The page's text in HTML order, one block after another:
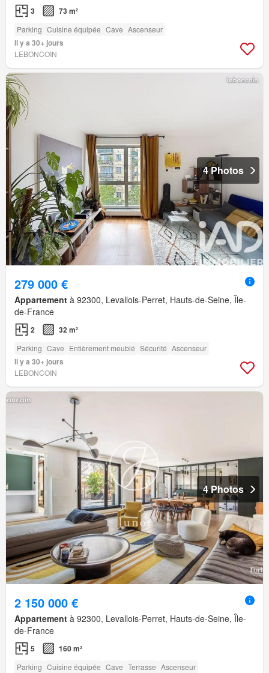
3 73 m²
Parking Cuisine équipée Cave Ascenseur
Il y a 30+ jours
LEBONCOIN
4 Photos
279 000 €
Appartement à 92300, Levallois-Perret, Hauts-de-Seine, Île-
de-France
2 32 m²
Parking Cave Entièrement meublé Sécurité Ascenseur
Il y a 30+ jours
LEBONCOIN
4 Photos
2 150 000 €
Appartement à 92300, Levallois-Perret, Hauts-de-Seine, Île-
de-France
5 160 m²
Parking Cuisine équipée Cave Terrasse Ascenseur